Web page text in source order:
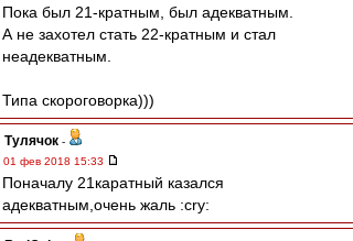
Пока был 21-кратным, был адекватным.
А не захотел стать 22-кратным и стал
неадекватным.
Типа скороговорка)))
Тулячок -
01 фев 2018 15:33
Поначалу 21каратный казался
адекватным,очень жаль :cry: